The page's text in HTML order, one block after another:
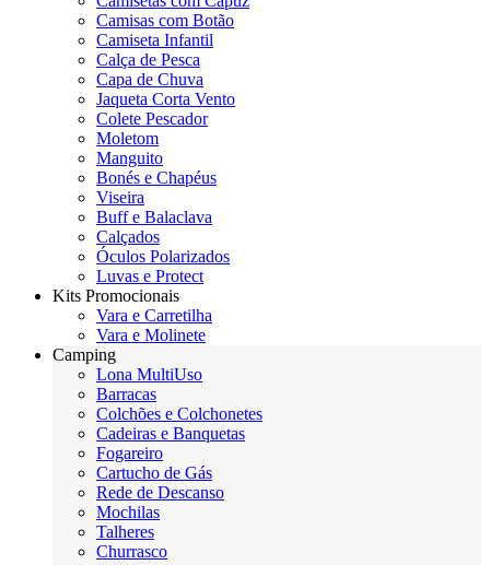
Camisas com Botão
Camiseta Infantil
Calça de Pesca
Capa de Chuva
Jaqueta Corta Vento
Colete Pescador
Moletom
Manguito
Bonés e Chapéus
Viseira
Buff e Balaclava
Calçados
Óculos Polarizados
Luvas e Protect
Kits Promocionais
Vara e Carretilha
Vara e Molinete
Camping
Lona MultiUso
Barracas
Colchões e Colchonetes
Cadeiras e Banquetas
Fogareiro
Cartucho de Gás
Rede de Descanso
Mochilas
Talheres
Churrasco